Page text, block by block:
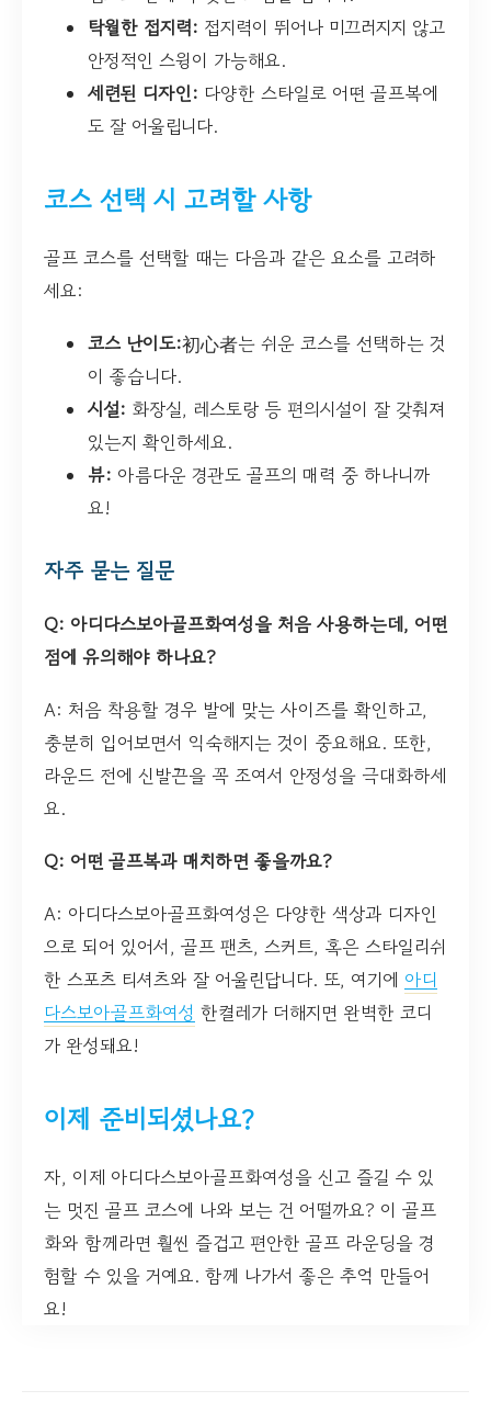
탁월한 접지력: 접지력이 뛰어나 미끄러지지 않고
안정적인 스윙이 가능해요.
세련된 디자인: 다양한 스타일로 어떤 골프복에
도 잘 어울립니다.
코스 선택 시 고려할 사항
골프 코스를 선택할 때는 다음과 같은 요소를 고려하
세요:
코스 난이도:初心者는 쉬운 코스를 선택하는 것
이 좋습니다.
시설: 화장실, 레스토랑 등 편의시설이 잘 갖춰져
있는지 확인하세요.
뷰: 아름다운 경관도 골프의 매력 중 하나니까
요!
자주 묻는 질문
Q: 아디다스보아골프화여성을 처음 사용하는데, 어떤
점에 유의해야 하나요?
A: 처음 착용할 경우 발에 맞는 사이즈를 확인하고,
충분히 입어보면서 익숙해지는 것이 중요해요. 또한,
라운드 전에 신발끈을 꼭 조여서 안정성을 극대화하세
요.
Q: 어떤 골프복과 매치하면 좋을까요?
A: 아디다스보아골프화여성은 다양한 색상과 디자인
으로 되어 있어서, 골프 팬츠, 스커트, 혹은 스타일리쉬
한 스포츠 티셔츠와 잘 어울린답니다. 또, 여기에 아디
다스보아골프화여성 한켤레가 더해지면 완벽한 코디
가 완성돼요!
이제 준비되셨나요?
자, 이제 아디다스보아골프화여성을 신고 즐길 수 있
는 멋진 골프 코스에 나와 보는 건 어떨까요? 이 골프
화와 함께라면 훨씬 즐겁고 편안한 골프 라운딩을 경
험할 수 있을 거예요. 함께 나가서 좋은 추억 만들어
요!